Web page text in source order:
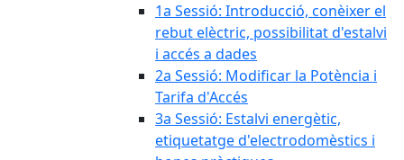
1a Sessió: Introducció, conèixer el
rebut elèctric, possibilitat d'estalvi
i accés a dades
2a Sessió: Modificar la Potència i
Tarifa d'Accés
3a Sessió: Estalvi energètic,
etiquetatge d'electrodomèstics i